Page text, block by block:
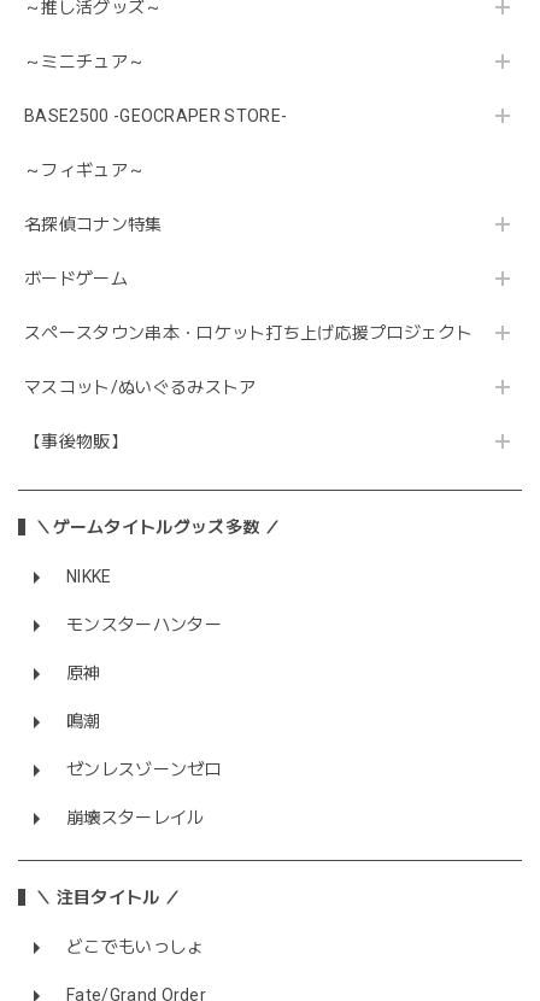
～推し活グッズ～
～ミニチュア～
BASE2500 -GEOCRAPER STORE-
～フィギュア～
名探偵コナン特集
ボードゲーム
スペースタウン串本・ロケット打ち上げ応援プロジェクト
マスコット/ぬいぐるみストア
【事後物販】
＼ゲームタイトルグッズ多数 ／
NIKKE
モンスターハンター
原神
鳴潮
ゼンレスゾーンゼロ
崩壊スターレイル
＼ 注目タイトル ／
どこでもいっしょ
Fate/Grand Order